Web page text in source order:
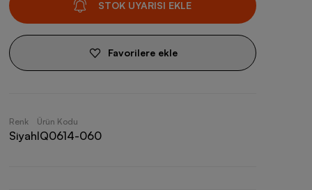
STOK UYARISI EKLE
Favorilere ekle
Renk
Siyah
Ürün Kodu
IQ0614-060